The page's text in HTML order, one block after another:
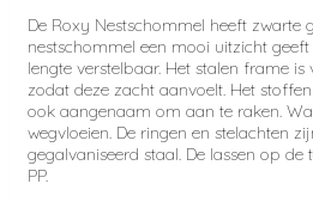
De Roxy Nestschommel heeft zwarte
nestschommel een mooi uitzicht
lengte verstelbaar. Het stalen frame
zodat deze zacht aanvoelt. Het
ook aangenaam om aan te raken.
wegvloeien. De ringen en stelachten
gegalvaniseerd staal. De lassen op
PP.